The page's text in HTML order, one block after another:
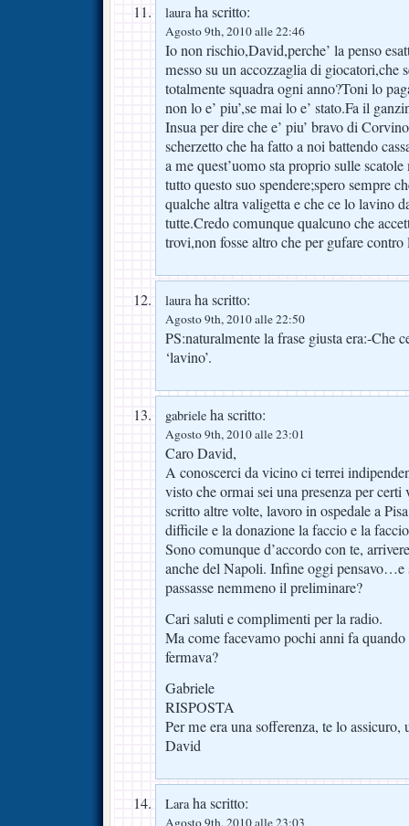
lauraha scritto:
Agosto 9th, 2010 alle 22:46
Io non rischio,David,perche’ la penso
messo su un accozzaglia di giocatori,che
totalmente squadra ogni anno?Toni lo
non lo e’ piu’,se mai lo e’ stato.Fa il
Insua per dire che e’ piu’ bravo di
scherzetto che ha fatto a noi battendo
a me quest’uomo sta proprio sulle
tutto questo suo spendere;spero sempre
qualche altra valigetta e che ce lo lavino
tutte.Credo comunque qualcuno che
trovi,non fosse altro che per gufare
lauraha scritto:
Agosto 9th, 2010 alle 22:50
PS:naturalmente la frase giusta era:-Che
‘lavino’.
gabriele ha scritto:
Agosto 9th, 2010 alle 23:01
Caro David,
A conoscerci da vicino ci terrei
visto che ormai sei una presenza per
scritto altre volte, lavoro in ospedale a
difficile e la donazione la faccio e la
Sono comunque d’accordo con te,
anche del Napoli. Infine oggi pensavo…e
passasse nemmeno il preliminare?
Cari saluti e complimenti per la radio.
Ma come facevamo pochi anni fa
fermava?
Gabriele
RISPOSTA
Per me era una sofferenza, te lo assicuro,
David
Laraha scritto:
Agosto 9th, 2010 alle 23:03